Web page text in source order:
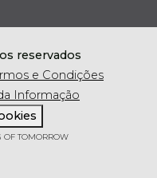
reservados
e Condições
Informação
TOMORROW